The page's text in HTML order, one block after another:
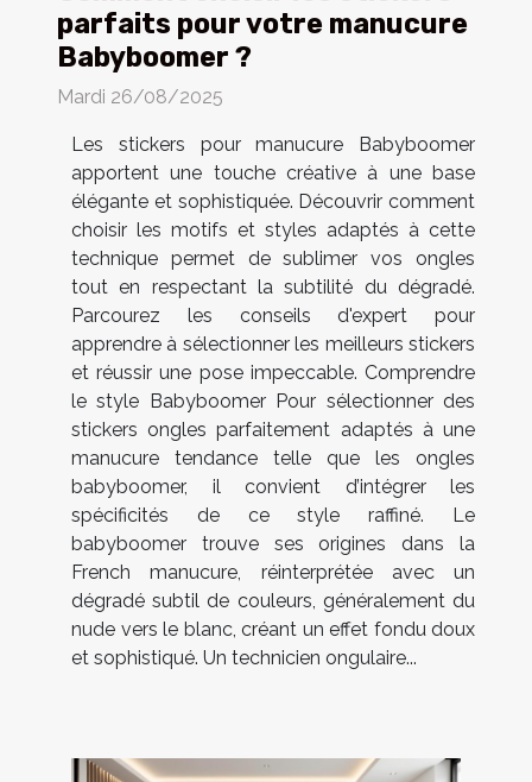
parfaits pour votre manucure
Babyboomer ?
Mardi 26/08/2025
Les stickers pour manucure Babyboomer
apportent une touche créative à une base
élégante et sophistiquée. Découvrir comment
choisir les motifs et styles adaptés à cette
technique permet de sublimer vos ongles
tout en respectant la subtilité du dégradé.
Parcourez les conseils d'expert pour
apprendre à sélectionner les meilleurs stickers
et réussir une pose impeccable. Comprendre
le style Babyboomer Pour sélectionner des
stickers ongles parfaitement adaptés à une
manucure tendance telle que les ongles
babyboomer, il convient d’intégrer les
spécificités de ce style raffiné. Le
babyboomer trouve ses origines dans la
French manucure, réinterprétée avec un
dégradé subtil de couleurs, généralement du
nude vers le blanc, créant un effet fondu doux
et sophistiqué. Un technicien ongulaire...